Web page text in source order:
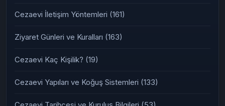
Cezaevi İletişim Yöntemleri (161)
Ziyaret Günleri ve Kuralları (163)
Cezaevi Kaç Kişilik? (19)
Cezaevi Yapıları ve Koğuş Sistemleri (133)